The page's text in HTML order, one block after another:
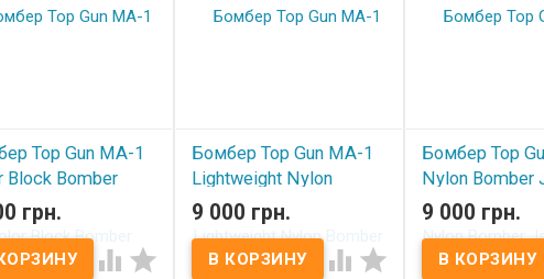
Top Gun MA-1
Block Bomber
Green
грн.
 
Бомбер Top Gun MA-1
Lightweight Nylon
Bomber Jacket With
Patches Commander
Red
9 000 грн.
 
Бомбер Top
Nylon Bomber
With Patches
В наличии
9 000 грн.